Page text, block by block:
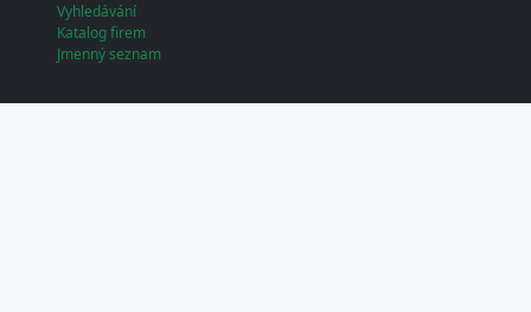
Vyhledávání
Katalog firem
Jmenný seznam